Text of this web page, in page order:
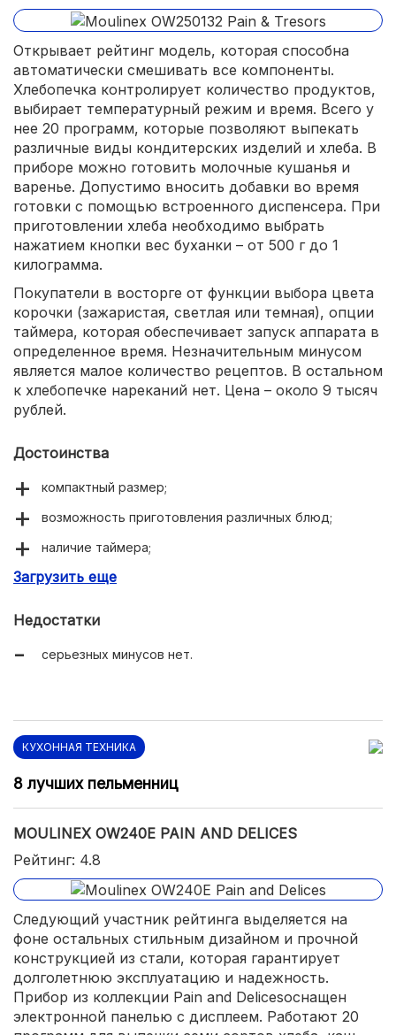
Открывает рейтинг модель, которая способна
автоматически смешивать все компоненты.
Хлебопечка контролирует количество продуктов,
выбирает температурный режим и время. Всего у
нее 20 программ, которые позволяют выпекать
различные виды кондитерских изделий и хлеба. В
приборе можно готовить молочные кушанья и
варенье. Допустимо вносить добавки во время
готовки с помощью встроенного диспенсера. При
приготовлении хлеба необходимо выбрать
нажатием кнопки вес буханки – от 500 г до 1
килограмма.
Покупатели в восторге от функции выбора цвета
корочки (зажаристая, светлая или темная), опции
таймера, которая обеспечивает запуск аппарата в
определенное время. Незначительным минусом
является малое количество рецептов. В остальном
к хлебопечке нареканий нет. Цена – около 9 тысяч
рублей.
Достоинства
компактный размер;
возможность приготовления различных блюд;
наличие таймера;
функция выбора оттенка корочки и веса буханки;
Загрузить еще
Недостатки
серьезных минусов нет.
КУХОННАЯ ТЕХНИКА
8 лучших пельменниц
MOULINEX OW240E PAIN AND DELICES
Рейтинг: 4.8
Следующий участник рейтинга выделяется на
фоне остальных стильным дизайном и прочной
конструкцией из стали, которая гарантирует
долголетнюю эксплуатацию и надежность.
Прибор из коллекции Pain and Delicesоснащен
электронной панелью с дисплеем. Работают 20